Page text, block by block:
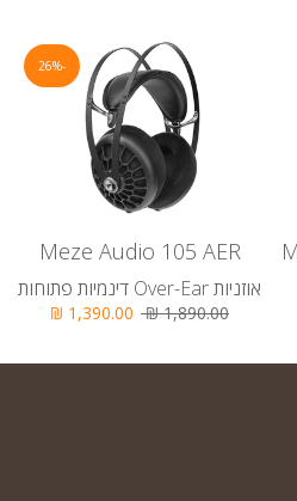
-26%
Meze Audio 105 AER
אוזניות Over-Ear דינמיות פתוחות
1,890.00 ₪
1,390.00 ₪